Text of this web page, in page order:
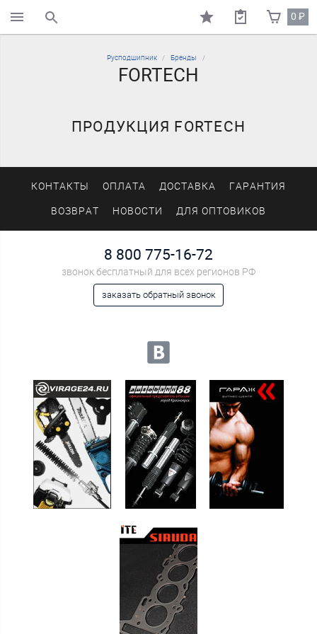
поиск по каталогу 0₽
Русподшипник Бренды
FORTECH
ПРОДУКЦИЯ FORTECH
КОНТАКТЫ ОПЛАТА ДОСТАВКА ГАРАНТИЯ
ВОЗВРАТ НОВОСТИ ДЛЯ ОПТОВИКОВ
8 800 775-16-72
звонок бесплатный для всех регионов РФ
заказать обратный звонок